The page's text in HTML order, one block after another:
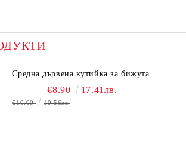
Средна дървена кутийка за бижута
€8.90 17.41лв.
€10.00 19.56лв.